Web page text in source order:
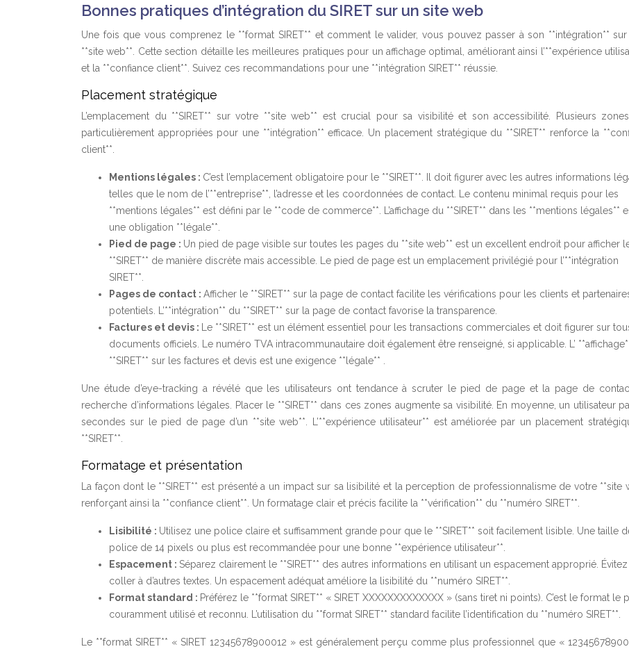
Bonnes pratiques d’intégration du SIRET sur un site web
Une fois que vous comprenez le **format SIRET** et comment le valider, vous pouvez passer à son **intégration**
**site web**. Cette section détaille les meilleures pratiques pour un affichage optimal, améliorant ainsi l’**expérience
et la **confiance client**. Suivez ces recommandations pour une **intégration SIRET** réussie.
Placement stratégique
L’emplacement du **SIRET** sur votre **site web** est crucial pour sa visibilité et son accessibilité. Plusieurs
particulièrement appropriées pour une **intégration** efficace. Un placement stratégique du **SIRET** renforce la
client**.
Mentions légales : C’est l’emplacement obligatoire pour le **SIRET**. Il doit figurer avec les autres informations
telles que le nom de l’**entreprise**, l’adresse et les coordonnées de contact. Le contenu minimal requis pour les
**mentions légales** est défini par le **code de commerce**. L’affichage du **SIRET** dans les **mentions légales**
une obligation **légale**.
Pied de page : Un pied de page visible sur toutes les pages du **site web** est un excellent endroit pour afficher
**SIRET** de manière discrète mais accessible. Le pied de page est un emplacement privilégié pour l’**intégration
SIRET**.
Pages de contact : Afficher le **SIRET** sur la page de contact facilite les vérifications pour les clients et
potentiels. L’**intégration** du **SIRET** sur la page de contact favorise la transparence.
Factures et devis :
Le **SIRET** est un élément essentiel pour les transactions commerciales et doit figurer sur
documents officiels. Le numéro TVA intracommunautaire doit également être renseigné, si applicable. L’
**SIRET** sur les factures et devis est une exigence **légale** .
Une étude d’eye-tracking a révélé que les utilisateurs ont tendance à scruter le pied de page et la page de
recherche d’informations légales. Placer le **SIRET** dans ces zones augmente sa visibilité. En moyenne, un utilisateur
secondes sur le pied de page d’un **site web**. L’**expérience utilisateur** est améliorée par un placement
**SIRET**.
Formatage et présentation
La façon dont le **SIRET** est présenté a un impact sur sa lisibilité et la perception de professionnalisme de votre **site
renforçant ainsi la **confiance client**. Un formatage clair et précis facilite la **vérification** du **numéro SIRET**.
Lisibilité : Utilisez une police claire et suffisamment grande pour que le **SIRET** soit facilement lisible. Une taille
police de 14 pixels ou plus est recommandée pour une bonne **expérience utilisateur**.
Espacement : Séparez clairement le **SIRET** des autres informations en utilisant un espacement approprié.
coller à d’autres textes. Un espacement adéquat améliore la lisibilité du **numéro SIRET**.
Format standard : Préférez le **format SIRET** « SIRET XXXXXXXXXXXXX » (sans tiret ni points). C’est le format le
couramment utilisé et reconnu. L’utilisation du **format SIRET** standard facilite l’identification du **numéro SIRET**.
Le **format SIRET** « SIRET 12345678900012 » est généralement perçu comme plus professionnel que «